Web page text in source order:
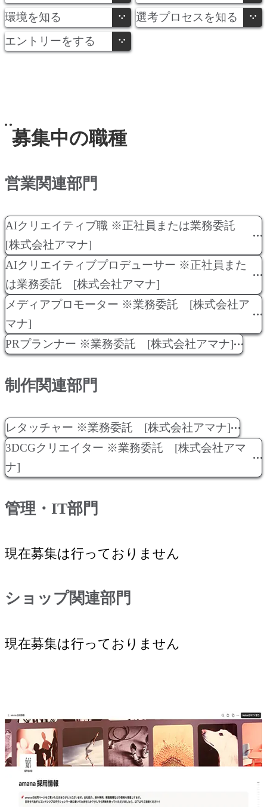
環境を知る
選考プロセスを知る
エントリーをする
MID CAREER
募集中の職種
営業関連部門
AIクリエイティブ職 ※正社員または業務委託
[株式会社アマナ]
AIクリエイティブプロデューサー ※正社員また
は業務委託 [株式会社アマナ]
メディアプロモーター ※業務委託 [株式会社ア
マナ]
PRプランナー ※業務委託 [株式会社アマナ]
制作関連部門
レタッチャー ※業務委託 [株式会社アマナ]
3DCGクリエイター ※業務委託 [株式会社アマ
ナ]
管理・IT部門
現在募集は行っておりません
ショップ関連部門
現在募集は行っておりません
新卒採用はこちら
勢と熱い想いを持った方を求めています。
アマナでは、キャリア採用を行っています。
アマナを知る